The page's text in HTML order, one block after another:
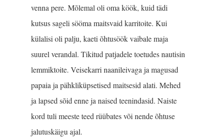
venna pere. Mõlemal oli oma köök, kuid tädi
kutsus sageli sööma maitsvaid karritoite. Kui
külalisi oli palju, kaeti õhtusöök vaibale maja
suurel verandal. Tikitud patjadele toetudes nautisin
lemmiktoite. Veisekarri naa­nileivaga ja magusad
papaia ja pähkliküpsetised maitsesid alati. Mehed
ja lapsed sõid enne ja naised teenindasid. Naiste
kord tuli meeste teed rüübates või nende õhtuse
jalutuskäigu ajal.